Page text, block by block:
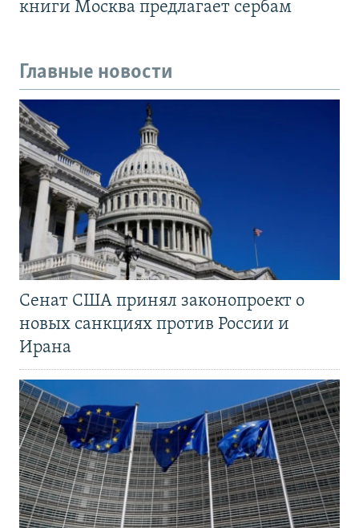
книги Москва предлагает сербам
Главные новости
Сенат США принял законопроект о
новых санкциях против России и
Ирана